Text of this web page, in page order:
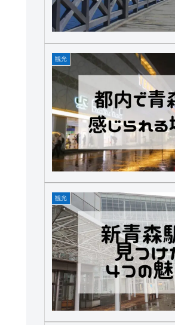
観光
観光